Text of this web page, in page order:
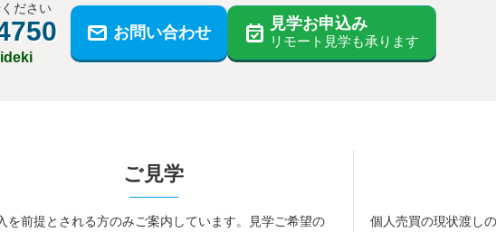
ださい
お問い合わせ 見学お申込み
リモート見学も承ります
ご見学
を前提とされる方のみご案内しています。見学ご希望の
個人売買の現状渡し